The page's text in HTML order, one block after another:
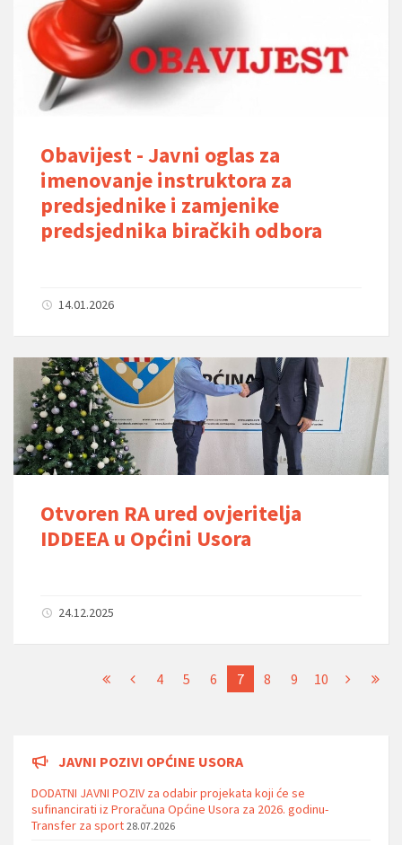
Obavijest - Javni oglas za
imenovanje instruktora za
predsjednike i zamjenike
predsjednika biračkih odbora
14.01.2026
Otvoren RA ured ovjeritelja
IDDEEA u Općini Usora
24.12.2025
4 5 6 7 8 9 10
JAVNI POZIVI OPĆINE USORA
DODATNI JAVNI POZIV za odabir projekata koji će se
sufinancirati iz Proračuna Općine Usora za 2026. godinu-
Transfer za sport 28.07.2026